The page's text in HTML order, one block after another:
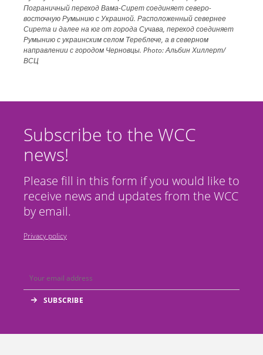
Пограничный переход Вама-Сирет соединяет северо-
восточную Румынию с Украиной. Расположенный севернее
Сирета и далее на юг от города Сучава, переход соединяет
Румынию с украинским селом Тереблече, а в северном
направлении с городом Черновцы. Photo:Альбин Хиллерт/
ВСЦ
Subscribe to the WCC
news!
Please fill in this form if you would like to
receive news and updates from the WCC
by email.
Privacy policy